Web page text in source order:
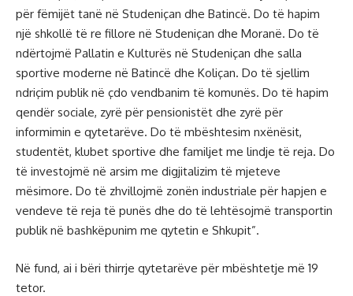
për fëmijët tanë në Studeniçan dhe Batincë. Do të hapim
një shkollë të re fillore në Studeniçan dhe Moranë. Do të
ndërtojmë Pallatin e Kulturës në Studeniçan dhe salla
sportive moderne në Batincë dhe Koliçan. Do të sjellim
ndriçim publik në çdo vendbanim të komunës. Do të hapim
qendër sociale, zyrë për pensionistët dhe zyrë për
informimin e qytetarëve. Do të mbështesim nxënësit,
studentët, klubet sportive dhe familjet me lindje të reja. Do
të investojmë në arsim me digjitalizim të mjeteve
mësimore. Do të zhvillojmë zonën industriale për hapjen e
vendeve të reja të punës dhe do të lehtësojmë transportin
publik në bashkëpunim me qytetin e Shkupit”.
Në fund, ai i bëri thirrje qytetarëve për mbështetje më 19
tetor.